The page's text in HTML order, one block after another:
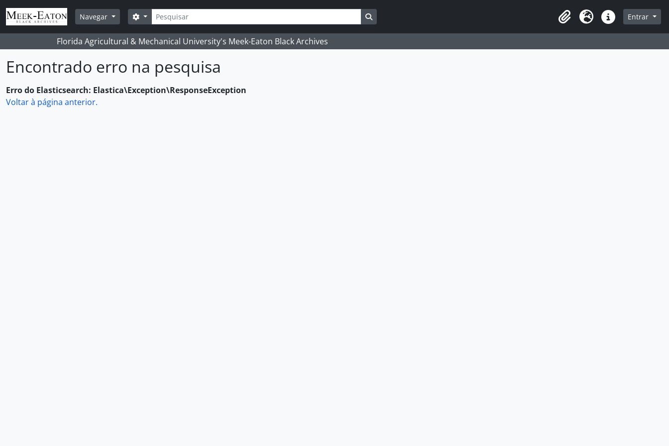
Skip to main content
Navegar
Pesquisar
Opções de busca
Área de transferência
Idioma Ligações rápidas
Entrar
Florida Agricultural & Mechanical University's Meek-Eaton Black Archives
Encontrado erro na pesquisa
Erro do Elasticsearch: Elastica\Exception\ResponseException
Voltar à página anterior.